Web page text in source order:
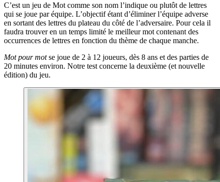
C’est un jeu de Mot comme son nom l’indique ou plutôt de lettres
qui se joue par équipe. L’objectif étant d’éliminer l’équipe adverse
en sortant des lettres du plateau du côté de l’adversaire. Pour cela il
faudra trouver en un temps limité le meilleur mot contenant des
occurrences de lettres en fonction du thème de chaque manche.
Mot pour motse joue de 2 à 12 joueurs, dès 8 ans et des parties de
20 minutes environ. Notre test concerne la deuxième (et nouvelle
édition) du jeu.